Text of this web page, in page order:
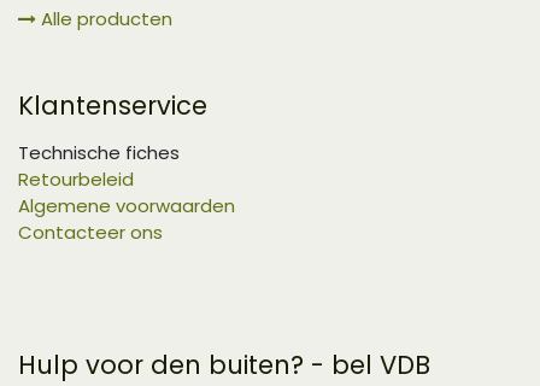
Alle producten
Klantenservice
Technische fiches
Retourbeleid
Algemene voorwaarden
Contacteer ons
Hulp voor den buiten? - bel VDB